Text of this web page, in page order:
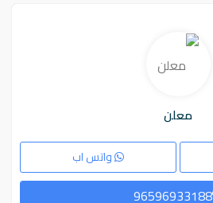
معلن
واتس اب
96596933188